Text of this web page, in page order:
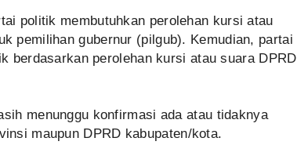
politik membutuhkan perolehan kursi atau
pemilihan gubernur (pilgub). Kemudian, partai
berdasarkan perolehan kursi atau suara DPRD
menunggu konfirmasi ada atau tidaknya
maupun DPRD kabupaten/kota.